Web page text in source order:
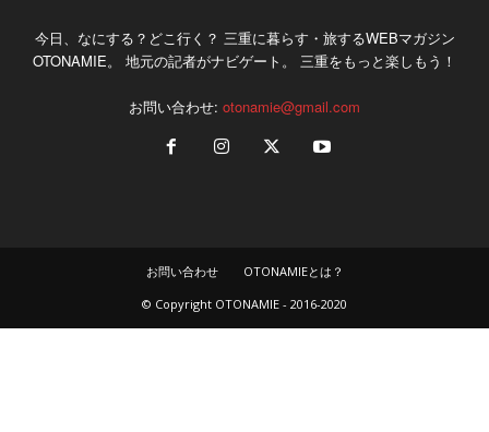
今日、なにする？どこ行く？ 三重に暮らす・旅するWEBマガジン
OTONAMIE。 地元の記者がナビゲート。 三重をもっと楽しもう！
お問い合わせ: otonamie@gmail.com
お問い合わせ
OTONAMIEとは？
© Copyright OTONAMIE - 2016-2020